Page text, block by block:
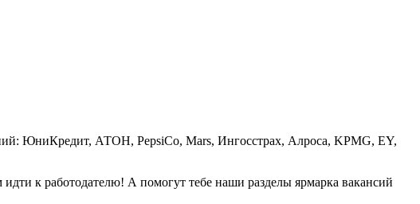
ЮниКредит, АТОН, PepsiCo, Mars, Ингосстрах, Алроса, KPMG, EY,
идти к работодателю! А помогут тебе наши разделы ярмарка вакансий